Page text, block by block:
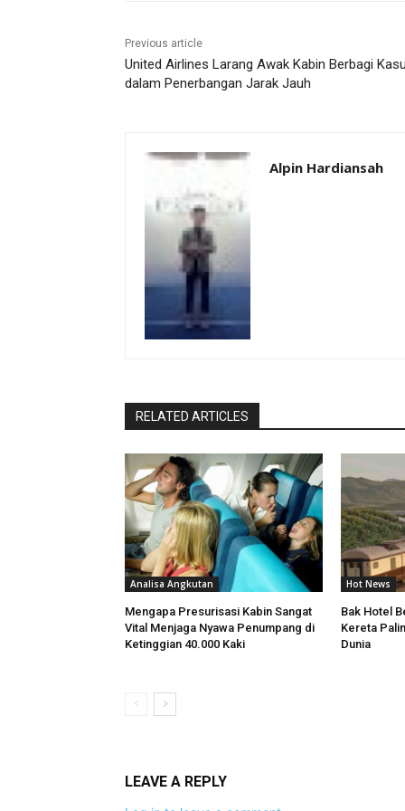
Previous article
United Airlines Larang Awak Kabin Berbagi
dalam Penerbangan Jarak Jauh
Alpin Hardiansah
RELATED ARTICLES
Analisa Angkutan
Mengapa Presurisasi Kabin Sangat
Vital Menjaga Nyawa Penumpang di
Ketinggian 40.000 Kaki
Hot News
Bak Hotel
Kereta
Dunia
LEAVE A REPLY